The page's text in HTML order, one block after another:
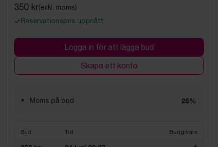
350 kr(exkl. moms)
Reservationspris uppnått
Logga in för att lägga bud
Skapa ett konto
Moms på bud 25%
Bud Tid Budgivare